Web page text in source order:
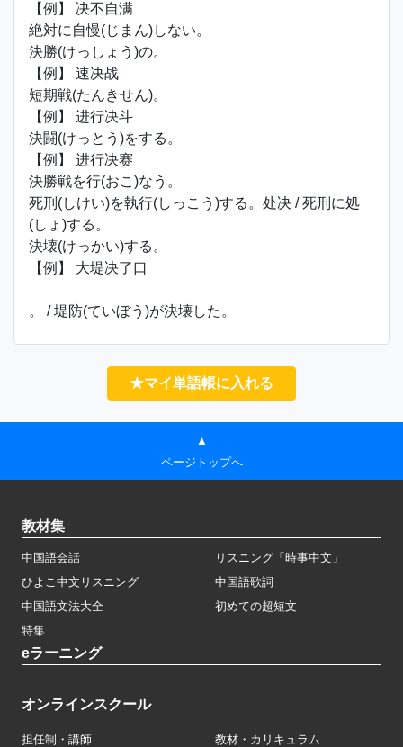
【例】 决不自满
絶対に自慢(じまん)しない。
決勝(けっしょう)の。
【例】 速决战
短期戦(たんきせん)。
【例】 进行决斗
決闘(けっとう)をする。
【例】 进行决赛
決勝戦を行(おこ)なう。
死刑(しけい)を執行(しっこう)する。处决 / 死刑に処
(しょ)する。
決壊(けっかい)する。
【例】 大堤决了口
。 / 堤防(ていぼう)が決壊した。
★マイ単語帳に入れる
▲
ページトップへ
教材集
中国語会話
リスニング「時事中文」
ひよこ中文リスニング
中国語歌詞
中国語文法大全
初めての超短文
特集
eラーニング
オンラインスクール
担任制・講師 教材・カリキュラム